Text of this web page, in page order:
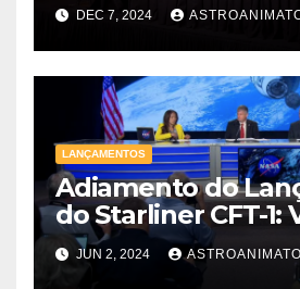
DEC 7, 2024
LANÇAMENTOS
Adiamento do
do Starliner CFT-1:
Detalhada
JUN 2, 2024